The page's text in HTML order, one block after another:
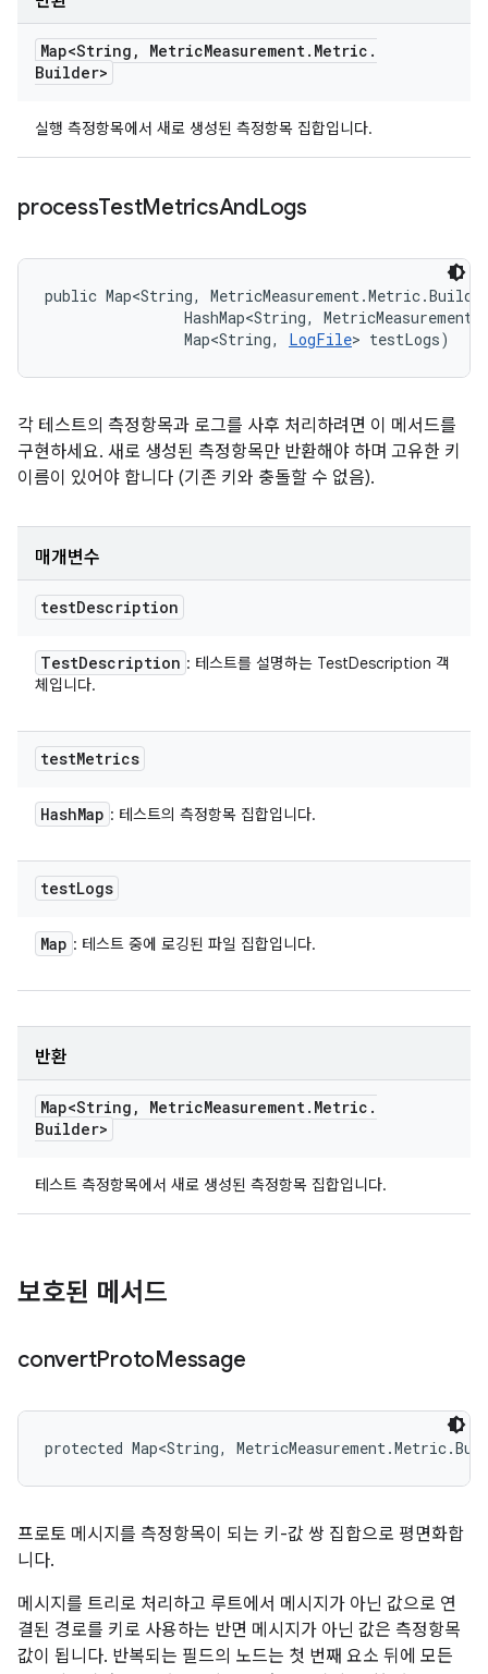
Map<String , MetricMeasurement. Metric .
Builder>
실행 측정항목에서 새로 생성된 측정항목 집합입니다.
processTestMetricsAndLogs
public Map<String,
HashMap<String,
                Map<String,
LogFile> testLogs)
각 테스트의 측정항목과 로그를 사후 처리하려면 이 메서드를
구현하세요. 새로 생성된 측정항목만 반환해야 하며 고유한 키
이름이 있어야 합니다 (기존 키와 충돌할 수 없음).
매개변수
testDescription
TestDescription : 테스트를 설명하는 TestDescription 객
체입니다.
testMetrics
HashMap : 테스트의 측정항목 집합입니다.
testLogs
Map : 테스트 중에 로깅된 파일 집합입니다.
반환
Map<String , MetricMeasurement. Metric .
Builder>
테스트 측정항목에서 새로 생성된 측정항목 집합입니다.
보호된 메서드
convertProtoMessage
protected Map<String,
프로토 메시지를 측정항목이 되는 키-값 쌍 집합으로 평면화합
니다.
메시지를 트리로 처리하고 루트에서 메시지가 아닌 값으로 연
결된 경로를 키로 사용하는 반면 메시지가 아닌 값은 측정항목
값이 됩니다. 반복되는 필드의 노드는 첫 번째 요소 뒤에 모든